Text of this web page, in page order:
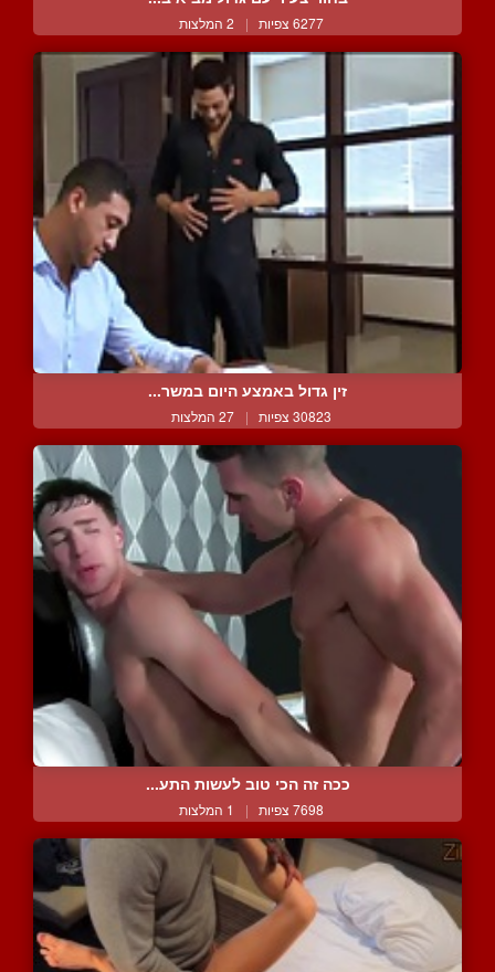
6277 צפיות | 2 המלצות
זין גדול באמצע היום במשר...
30823 צפיות | 27 המלצות
ככה זה הכי טוב לעשות התע...
7698 צפיות | 1 המלצות